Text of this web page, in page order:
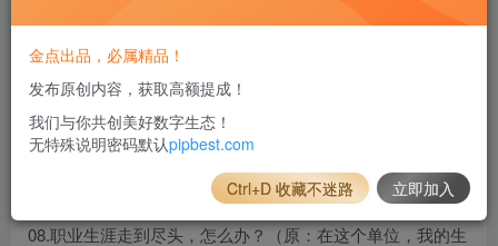
05.如何提升团队战斗力？（原：部门里的问题永远解决不
完）.mp4
06.如何突破业绩（原：业绩太难突破了）.mp4
07.如何和别的部门打交道（原：跟别的部门打交道太痛
08.职业生涯走到尽头，怎么办？（原：在这个单位，我的生
金点出品，必属精品！
发布原创内容，获取高额提成！
我们与你共创美好数字生态！
无特殊说明密码默认pipbest.com
Ctrl+D 收藏不迷路 立即加入